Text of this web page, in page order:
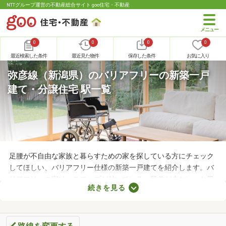
NTTグループ運営の不動産総合サイト goo住宅・不動産
0
最近検索した条件
0
最近見た物件
0
保存した条件
0
お気に入り
弥彦線（新潟県）のバリアフリーの新築一戸
建て・分譲住宅 駅一覧
足腰が不自由な家族と暮らすための家を探している方にチェック
してほしい、バリアフリー仕様の新築一戸建てを紹介します。バ
リアフリーの家は、スロープが付いている・段差が少ない・お風
呂やトイレに手すりがあるなどの特徴があります。体が不自由で
一戸建てから気になる物件を見つけましょう。
続きを見る